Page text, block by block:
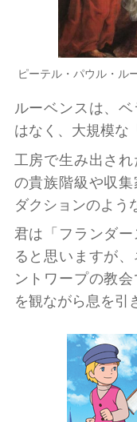
ピーテル・パウル・ル
ルーベンスは、
はなく、大規模な
工房で生み出さ
の貴族階級や収
ダクションのよう
君は「フランダ
ると思いますが
ントワープの教
を観ながら息を引